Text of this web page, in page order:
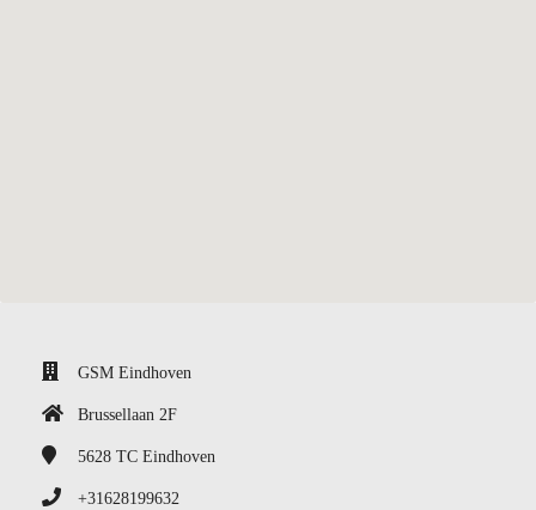
GSM Eindhoven
Brussellaan 2F
5628 TC Eindhoven
+31628199632